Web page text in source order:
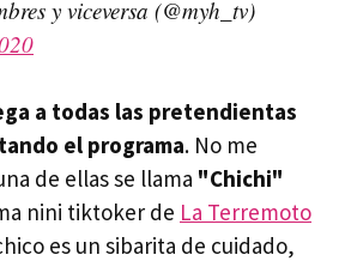
y viceversa (@myh_tv)
a todas las pretendientas
el programa. No me
de ellas se llama "Chichi"
nini tiktoker de La Terremoto
es un sibarita de cuidado,